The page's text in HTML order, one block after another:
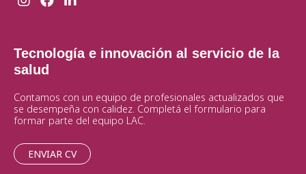
Tecnología e innovación al servicio de la
salud
Contamos con un equipo de profesionales actualizados que
se desempeña con calidez. Completá el formulario para
formar parte del equipo LAC.
ENVIAR CV